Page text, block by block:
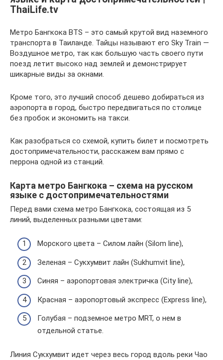
ThaiLife.tv
Метро Бангкока BTS – это самый крутой вид наземного
транспорта в Таиланде. Тайцы называют его Sky Train —
Воздушное метро, так как большую часть своего пути
поезд летит высоко над землей и демонстрирует
шикарные виды за окнами.
Кроме того, это лучший способ дешево добираться из
аэропорта в город, быстро передвигаться по столице
без пробок и экономить на такси.
Как разобраться со схемой, купить билет и посмотреть
достопримечательности, расскажем вам прямо с
перрона одной из станций.
Карта метро Бангкока – схема на русском
языке с достопримечательностями
Перед вами схема метро Бангкока, состоящая из 5
линий, выделенных разными цветами:
Морского цвета – Силом лайн (Silom line),
Зеленая – Сукхумвит лайн (Sukhumvit line),
Синяя – аэропортовая электричка (City line),
Красная – аэропортовый экспресс (Express line),
Голубая – подземное метро MRT, о нем в
отдельной статье.
Линия Сукхумвит идет через весь город вдоль реки Чао